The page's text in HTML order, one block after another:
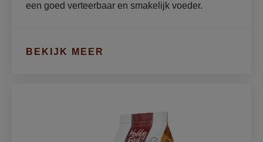
een goed verteerbaar en smakelijk voeder.
BEKIJK MEER